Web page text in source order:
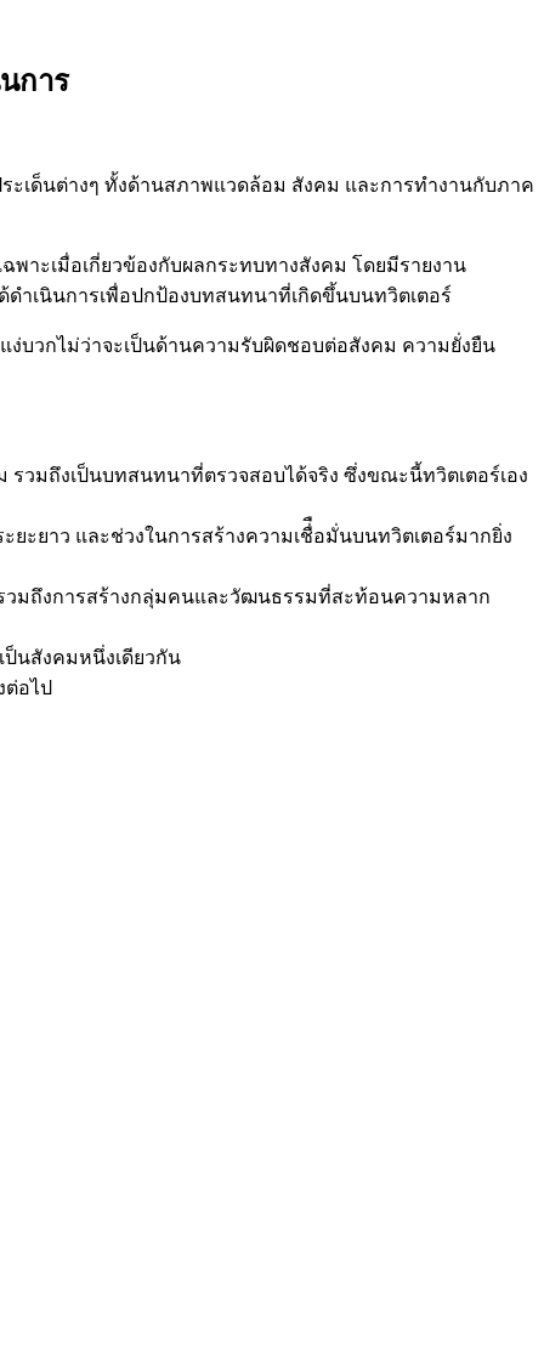
การ
ระเด็นต่างๆ ทั้งด้านสภาพแวดล้อม สังคม และการทำงานกับภาค
าะเมื่อเกี่ยวข้องกับผลกระทบทางสังคม โดยมีรายงาน
ด้ดำเนินการเพื่อปกป้องบทสนทนาที่เกิดขึ้นบนทวิตเตอร์
ง่บวกไม่ว่าจะเป็นด้านความรับผิดชอบต่อสังคม ความยั่งยืน
วมถึงเป็นบทสนทนาที่ตรวจสอบได้จริง ซึ่งขณะนี้ทวิตเตอร์เอง
ะยาว และช่วงในการสร้างความเชื่ือมั่นบนทวิตเตอร์มากยิ่ง
วมถึงการสร้างกลุ่มคนและวัฒนธรรมที่สะท้อนความหลาก
นสังคมหนึ่งเดียวกัน
ต่อไป